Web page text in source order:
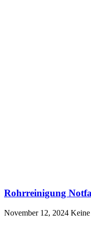
Rohrreinigung
November 12, 2024